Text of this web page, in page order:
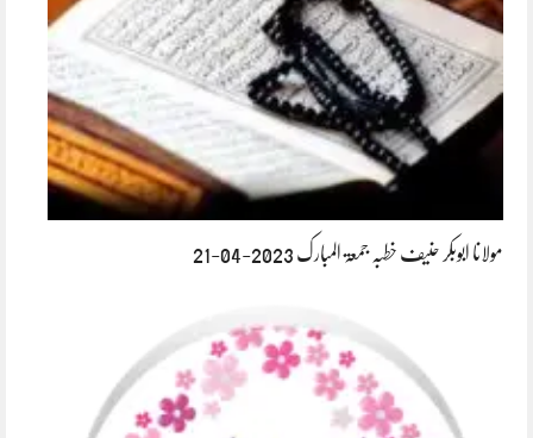
مولانا ابوبکر حنیف خطبہ جمعۃ المبارک 2023-04-21